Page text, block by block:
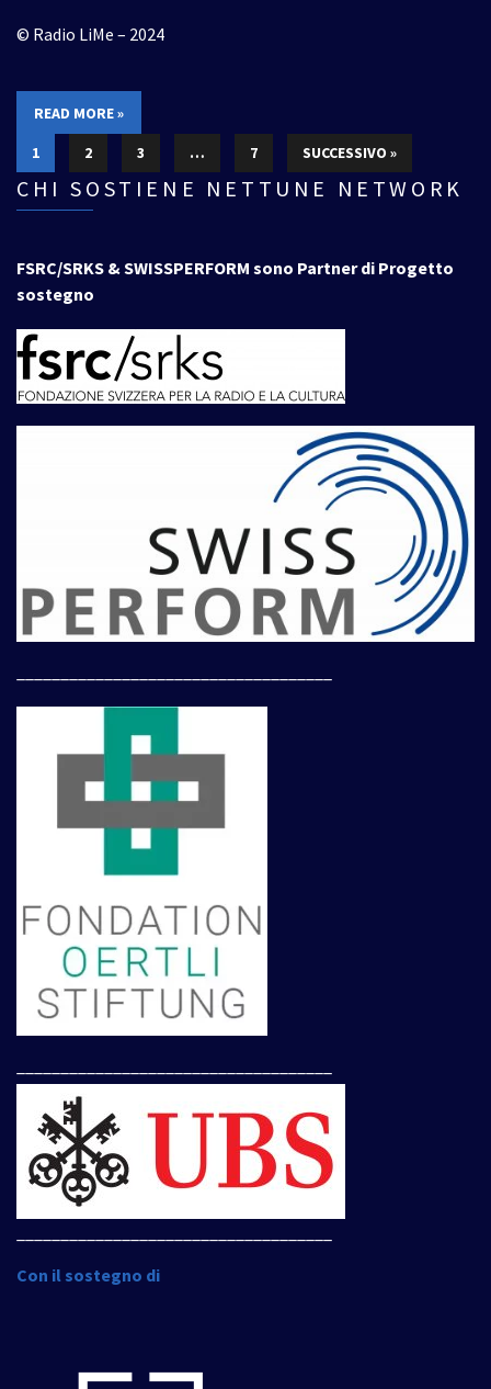
© Radio LiMe – 2024
READ MORE »
1
2 3 … 7 SUCCESSIVO »
CHI SOSTIENE NETTUNE NETWORK
FSRC/SRKS & SWISSPERFORM sono Partner di Progetto
sostegno
Con il sostegno di